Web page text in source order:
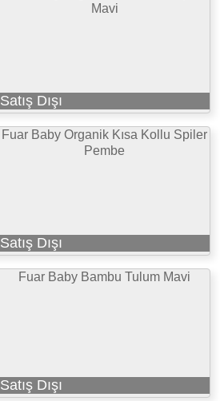
Mavi
Satış Dışı
Fuar Baby Organik Kısa Kollu Spiler
Pembe
Satış Dışı
Fuar Baby Bambu Tulum Mavi
Satış Dışı